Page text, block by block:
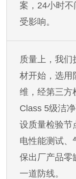
案，24小时
受影响。
质量上，我们
材开始，选用
维，经第三方
Class 5级洁
设质量检验节
电性能测试、
保出厂产品零
一道防线。